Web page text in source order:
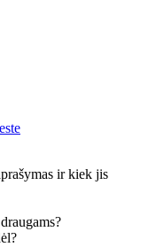
ir kiek jis